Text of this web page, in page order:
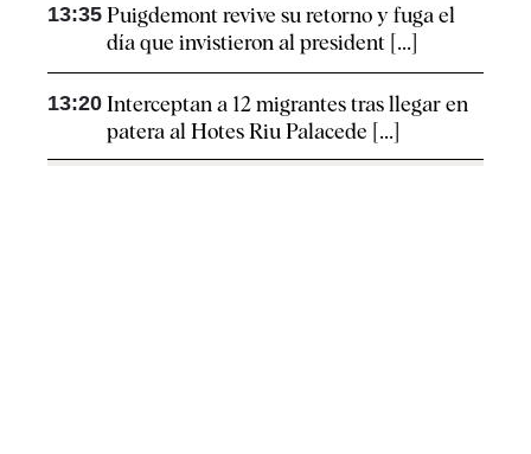
13:35 Puigdemont revive su retorno y fuga el
día que invistieron al president [...]
13:20 Interceptan a 12 migrantes tras llegar en
patera al Hotes Riu Palacede [...]